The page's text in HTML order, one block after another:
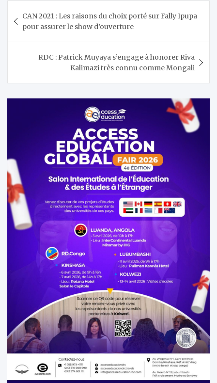
de
l’article
CAN 2021 : Les raisons du choix porté sur Fally Ipupa
pour assurer le show d’ouverture
RDC : Patrick Muyaya s’engage à honorer Riva
Kalimazi très connu comme Mongali